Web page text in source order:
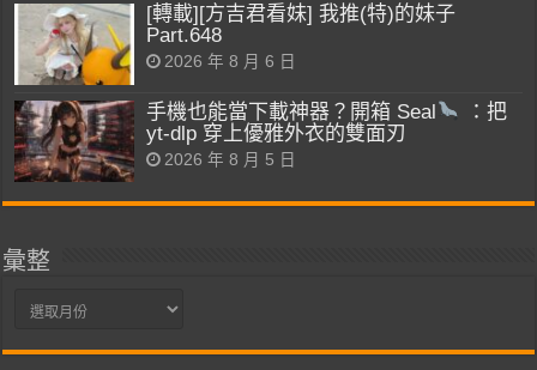
[轉載][方吉君看妹] 我推(特)的妹子
Part.648
2026 年 8 月 6 日
手機也能當下載神器？開箱 Seal
：把
yt-dlp 穿上優雅外衣的雙面刃
2026 年 8 月 5 日
彙整
彙